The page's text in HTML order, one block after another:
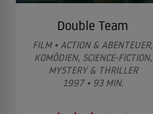
Double Team
FILM • ACTION & ABENTEUER,
KOMÖDIEN, SCIENCE-FICTION,
MYSTERY & THRILLER
1997 • 93 MIN.